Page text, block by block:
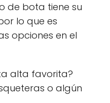
de bota tiene su
lo que es
opciones en el
alta favorita?
o algún